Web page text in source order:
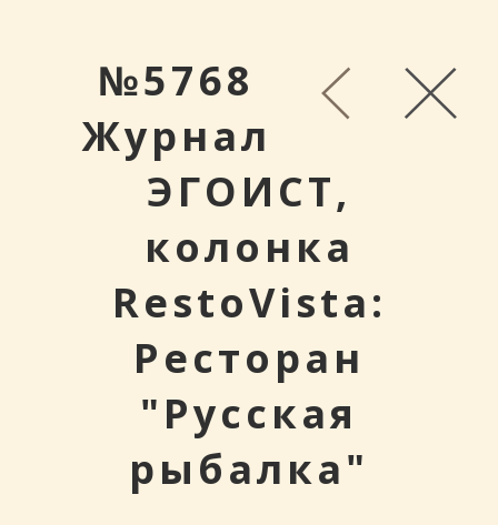
№5768
Журнал
ЭГОИСТ,
колонка
RestoVista:
Ресторан
"Русская
рыбалка"